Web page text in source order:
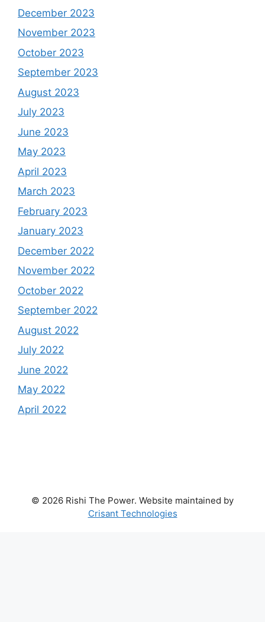
December 2023
November 2023
October 2023
September 2023
August 2023
July 2023
June 2023
May 2023
April 2023
March 2023
February 2023
January 2023
December 2022
November 2022
October 2022
September 2022
August 2022
July 2022
June 2022
May 2022
April 2022
© 2026 Rishi The Power. Website maintained by
Crisant Technologies